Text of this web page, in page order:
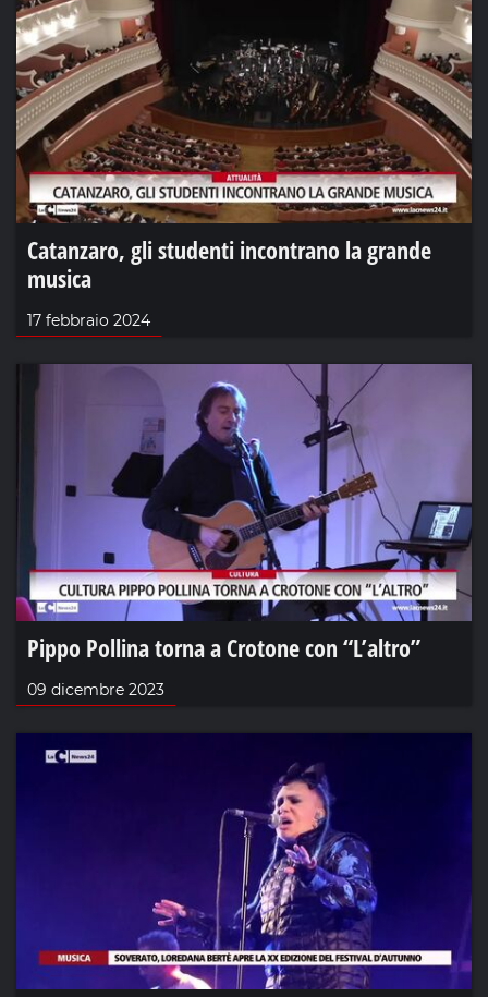
Catanzaro, gli studenti incontrano la grande
musica
17 febbraio 2024
Pippo Pollina torna a Crotone con “L’altro”
09 dicembre 2023